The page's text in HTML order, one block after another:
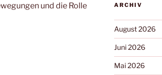
und die Rolle
ARCHIV
August 2026
Juni 2026
Mai 2026